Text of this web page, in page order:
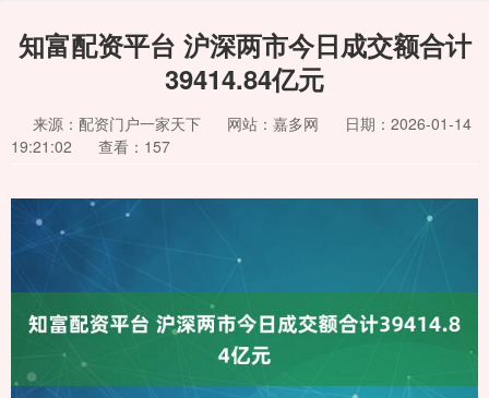
知富配资平台 沪深两市今日成交额合计
39414.84亿元
来源：配资门户一家天下 网站：嘉多网
日期：2026-01-14
19:21:02
查看：157